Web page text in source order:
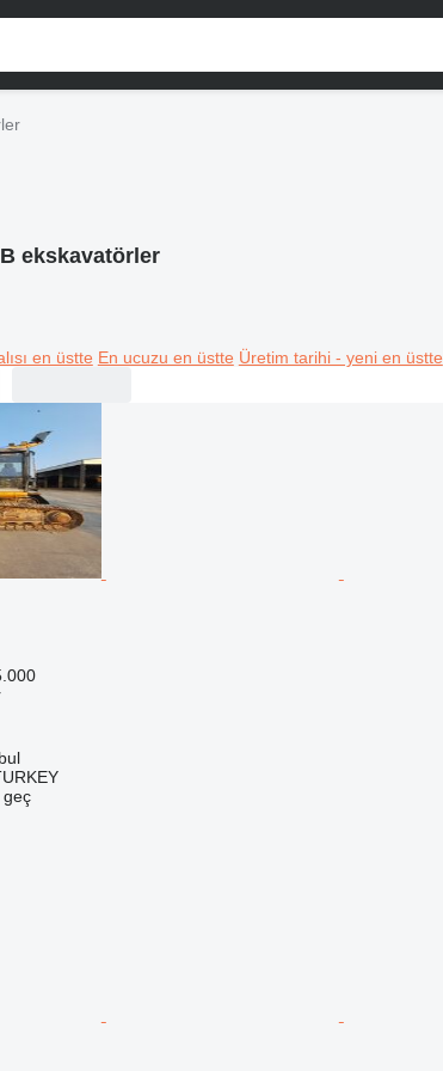
ekskavatörler
en üstte En ucuzu en üstte Üretim tarihi - yeni en üstte
geç